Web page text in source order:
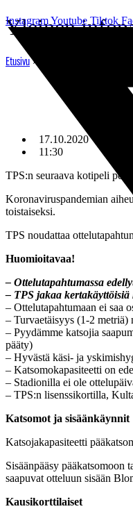
Mene
sisältöön
InstagramYoutube Tiktok
Yleinen
Etusivu»
17.10.2020
11:30
TPS:n seuraava kotipeli
Koronaviruspandemian
toistaiseksi.
TPS noudattaa
Huomioitavaa!
– Ottelutapahtumassa
– TPS jakaa kertakäyttöisiä
– Ottelutapahtumaan ei saa
– Turvaetäisyys (1-2 metriä)
– Pyydämme katsojia
pääty)
– Hyvästä käsi- ja
– Katsomokapasiteetti on
– Stadionilla ei ole
– TPS:n lisenssikortilla,
Katsomot ja sisäänkäynnit
Katsojakapasiteetti
Sisäänpääsy
saapuvat otteluun sisään
Kausikorttilaiset